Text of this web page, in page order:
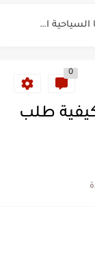
كيفية طلب تأشيرة أو فيزا سوريا السياحية الإلكترونية
2026
0
السياحية 2026 : كيفية طلب